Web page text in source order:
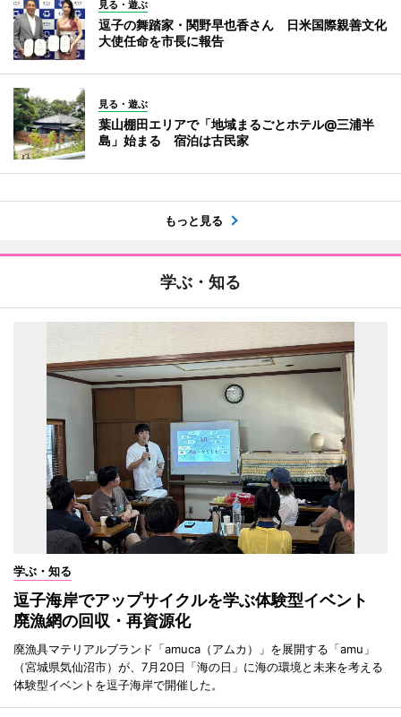
見る・遊ぶ
逗子の舞踏家・関野早也香さん 日米国際親善文化
大使任命を市長に報告
見る・遊ぶ
葉山棚田エリアで「地域まるごとホテル@三浦半
島」始まる 宿泊は古民家
もっと見る
学ぶ・知る
学ぶ・知る
逗子海岸でアップサイクルを学ぶ体験型イベント
廃漁網の回収・再資源化
廃漁具マテリアルブランド「amuca（アムカ）」を展開する「amu」
（宮城県気仙沼市）が、7月20日「海の日」に海の環境と未来を考える
体験型イベントを逗子海岸で開催した。